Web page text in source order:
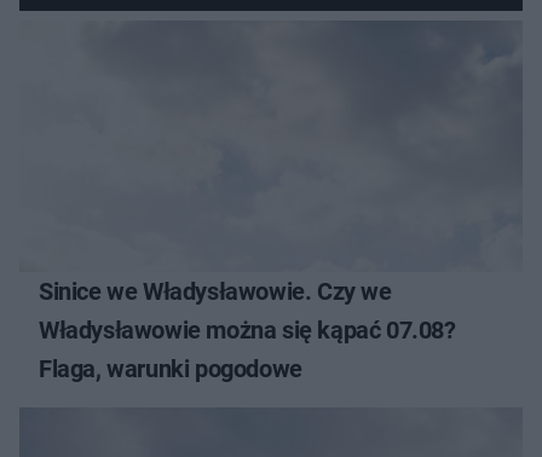
Sinice we Władysławowie. Czy we
Władysławowie można się kąpać 07.08?
Flaga, warunki pogodowe